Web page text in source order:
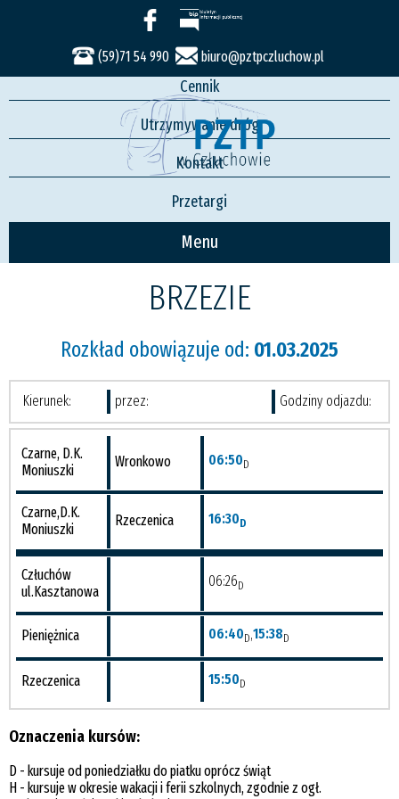
(59)71 54 990 biuro@pztpczluchow.pl
Menu
Usługi
Rozkład jazdy
Cennik
Utrzymywanie dróg
Kontakt
Przetargi
BRZEZIE
Rozkład obowiązuje od: 01.03.2025
Kierunek: przez: Godziny odjazdu:
Czarne, D.K.
Moniuszki
Wronkowo 06:50D
Czarne,D.K.
Moniuszki
Rzeczenica 16:30D
Człuchów
ul.Kasztanowa
06:26D
Pieniężnica 06:40D,15:38D
Rzeczenica 15:50D
Oznaczenia kursów:
D - kursuje od poniedziałku do piatku oprócz świąt
H - kursuje w okresie wakacji i ferii szkolnych, zgodnie z ogł.